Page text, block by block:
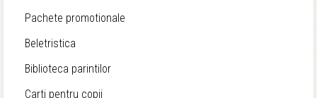
Pachete promotionale
Beletristica
Biblioteca parintilor
Carti pentru copii